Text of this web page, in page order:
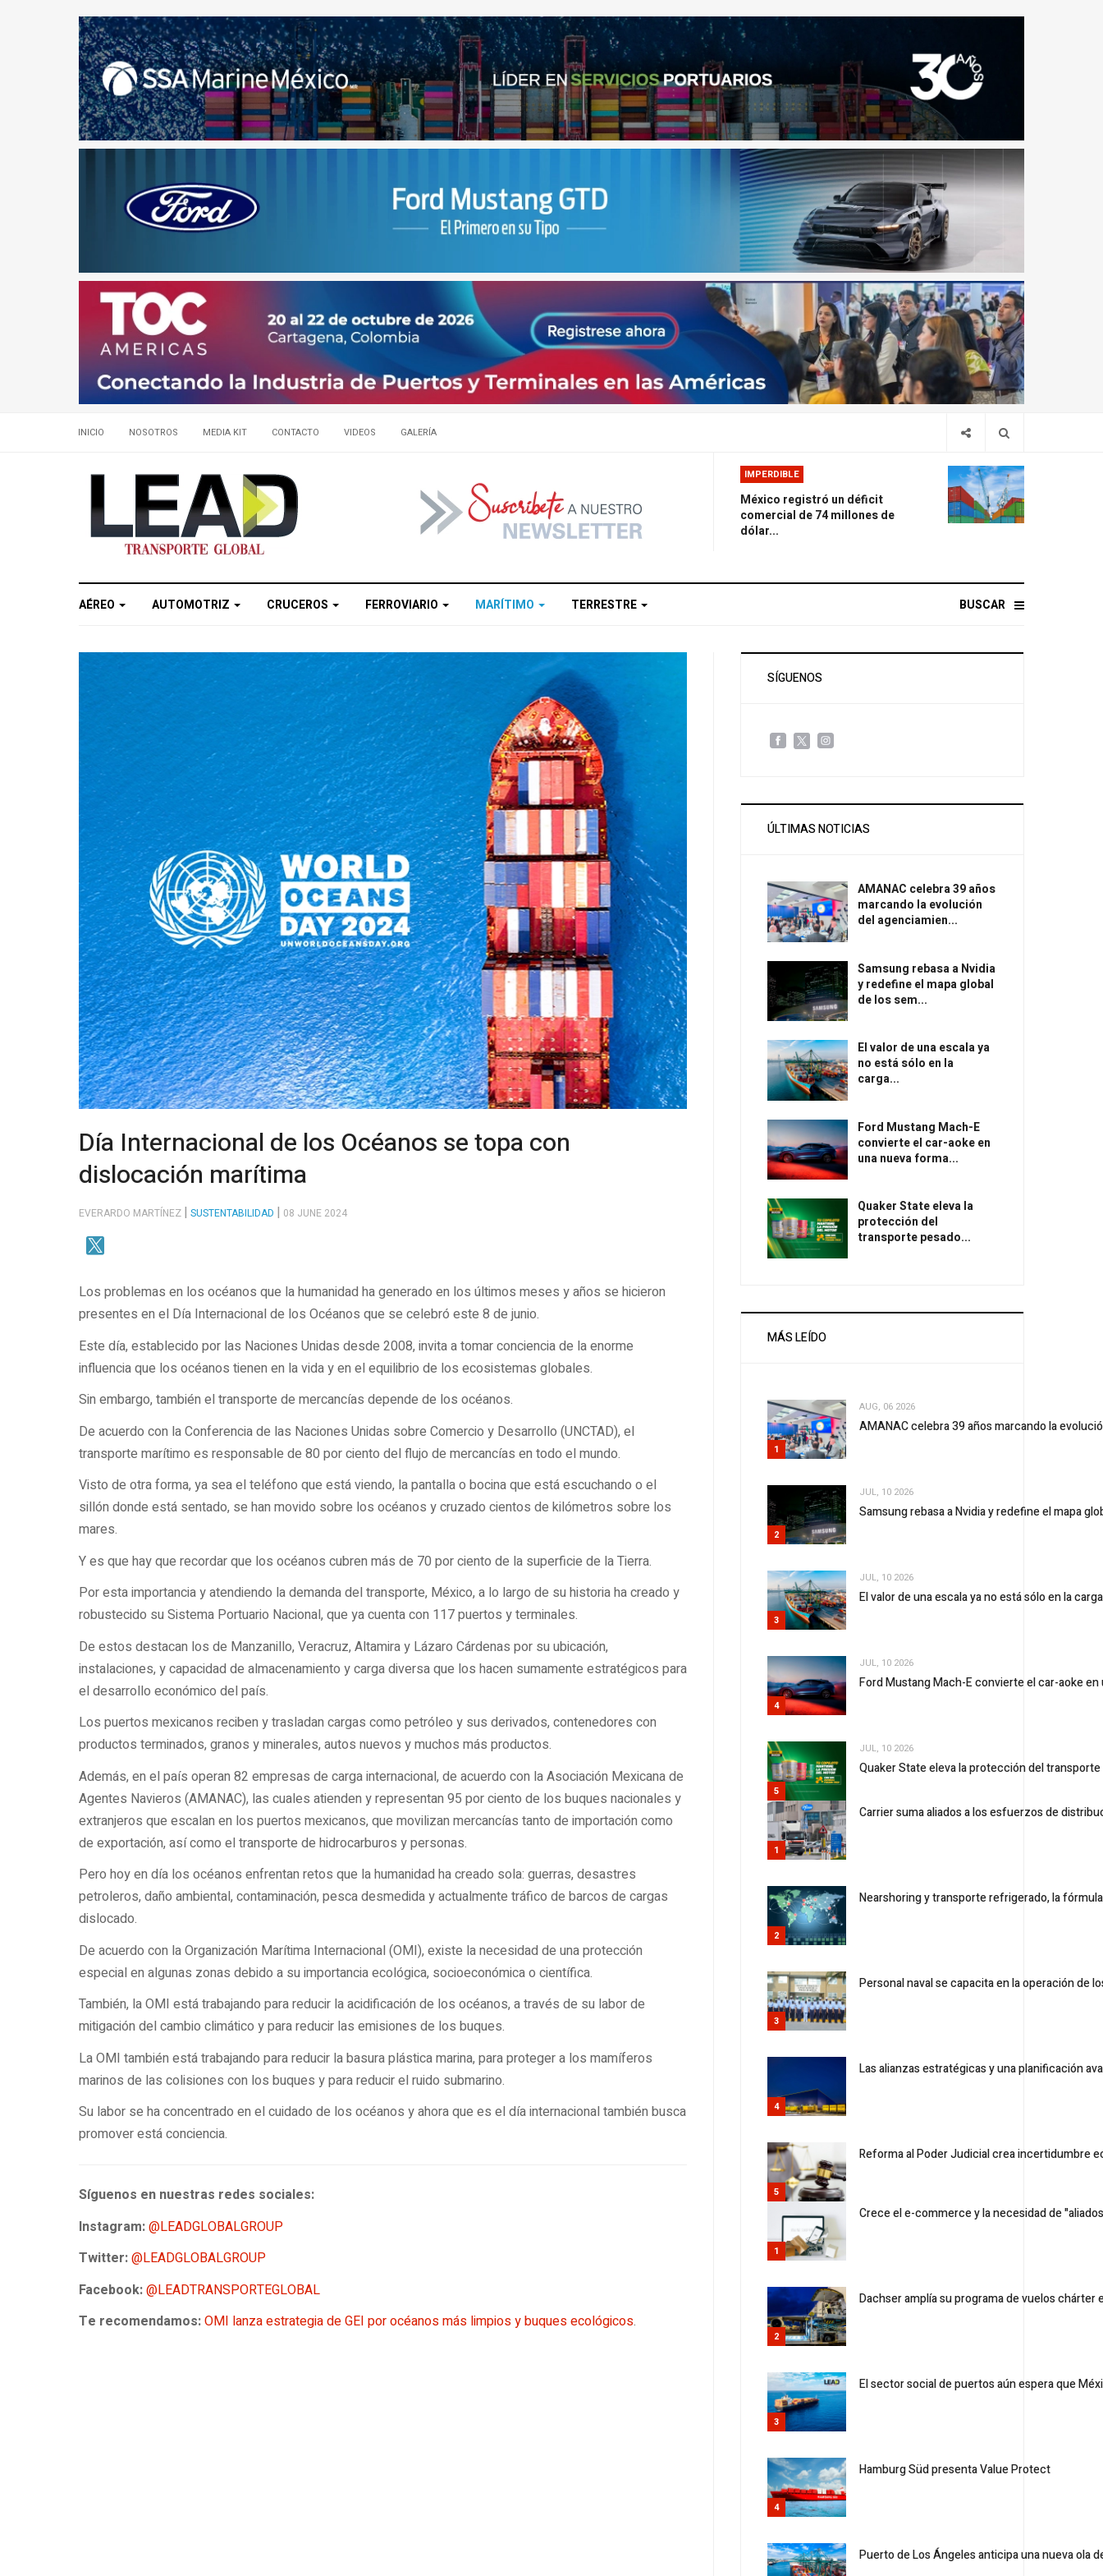
INICIO NOSOTROS MEDIA KIT CONTACTO VIDEOS GALERÍA
IMPERDIBLE
México registró un déficit
comercial de 74 millones de
dólar...
AÉREO AUTOMOTRIZ CRUCEROS FERROVIARIO MARÍTIMO TERRESTRE BUSCAR
Día Internacional de los Océanos se topa con
dislocación marítima
EVERARDO MARTÍNEZ SUSTENTABILIDAD 08 JUNE 2024
Los problemas en los océanos que la humanidad ha generado en los últimos meses y años se hicieron
presentes en el Día Internacional de los Océanos que se celebró este 8 de junio.
Este día, establecido por las Naciones Unidas desde 2008, invita a tomar conciencia de la enorme
influencia que los océanos tienen en la vida y en el equilibrio de los ecosistemas globales.
Sin embargo, también el transporte de mercancías depende de los océanos.
De acuerdo con la Conferencia de las Naciones Unidas sobre Comercio y Desarrollo (UNCTAD), el
transporte marítimo es responsable de 80 por ciento del flujo de mercancías en todo el mundo.
Visto de otra forma, ya sea el teléfono que está viendo, la pantalla o bocina que está escuchando o el
sillón donde está sentado, se han movido sobre los océanos y cruzado cientos de kilómetros sobre los
mares.
Y es que hay que recordar que los océanos cubren más de 70 por ciento de la superficie de la Tierra.
Por esta importancia y atendiendo la demanda del transporte, México, a lo largo de su historia ha creado y
robustecido su Sistema Portuario Nacional, que ya cuenta con 117 puertos y terminales.
De estos destacan los de Manzanillo, Veracruz, Altamira y Lázaro Cárdenas por su ubicación,
instalaciones, y capacidad de almacenamiento y carga diversa que los hacen sumamente estratégicos para
el desarrollo económico del país.
Los puertos mexicanos reciben y trasladan cargas como petróleo y sus derivados, contenedores con
productos terminados, granos y minerales, autos nuevos y muchos más productos.
Además, en el país operan 82 empresas de carga internacional, de acuerdo con la Asociación Mexicana de
Agentes Navieros (AMANAC), las cuales atienden y representan 95 por ciento de los buques nacionales y
extranjeros que escalan en los puertos mexicanos, que movilizan mercancías tanto de importación como
de exportación, así como el transporte de hidrocarburos y personas.
Pero hoy en día los océanos enfrentan retos que la humanidad ha creado sola: guerras, desastres
petroleros, daño ambiental, contaminación, pesca desmedida y actualmente tráfico de barcos de cargas
dislocado.
De acuerdo con la Organización Marítima Internacional (OMI), existe la necesidad de una protección
especial en algunas zonas debido a su importancia ecológica, socioeconómica o científica.
También, la OMI está trabajando para reducir la acidificación de los océanos, a través de su labor de
mitigación del cambio climático y para reducir las emisiones de los buques.
La OMI también está trabajando para reducir la basura plástica marina, para proteger a los mamíferos
marinos de las colisiones con los buques y para reducir el ruido submarino.
Su labor se ha concentrado en el cuidado de los océanos y ahora que es el día internacional también busca
promover está conciencia.
Síguenos en nuestras redes sociales:
Instagram:@LEADGLOBALGROUP
Twitter:@LEADGLOBALGROUP
Facebook:@LEADTRANSPORTEGLOBAL
Te recomendamos:OMI lanza estrategia de GEI por océanos más limpios y buques ecológicos.
SÍGUENOS
ÚLTIMAS NOTICIAS
AMANAC celebra 39 años
marcando la evolución
del agenciamien...
Samsung rebasa a Nvidia
y redefine el mapa global
de los sem...
El valor de una escala ya
no está sólo en la
carga...
Ford Mustang Mach-E
convierte el car-aoke en
una nueva forma...
Quaker State eleva la
protección del
transporte pesado...
MÁS LEÍDO
1
AUG, 06 2026
AMANAC celebra 39 años marcando la
2
JUL, 10 2026
Samsung rebasa a Nvidia y redefine el mapa
3
JUL, 10 2026
El valor de una escala ya no está sólo en la carga
4
JUL, 10 2026
Ford Mustang Mach-E convierte el car-aoke
5
JUL, 10 2026
Quaker State eleva la protección del
1
Carrier suma aliados a los esfuerzos de
2
Nearshoring y transporte refrigerado, la
3
Personal naval se capacita en la operación de
4
Las alianzas estratégicas y una planificación
5
Reforma al Poder Judicial crea incertidumbre
1
Crece el e-commerce y la necesidad de
2
Dachser amplía su programa de vuelos chárter
3
El sector social de puertos aún espera que
4
Hamburg Süd presenta Value Protect
Puerto de Los Ángeles anticipa una nueva ola